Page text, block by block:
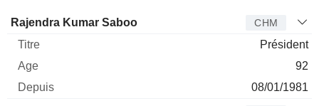
Administrateur Titre Age
Rajendra Kumar Saboo CHM
Président
92
08/01/1981